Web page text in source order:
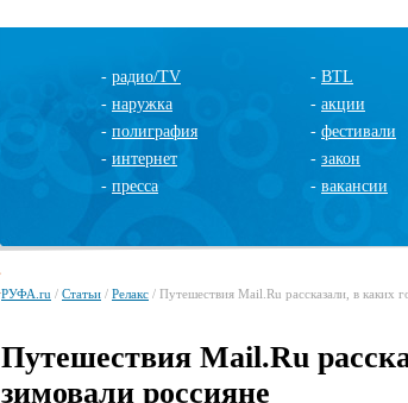
- радио/TV
- наружка
- полиграфия
- интернет
- пресса
- BTL
- акции
- фестивали
- закон
- вакансии
РУФА.ru / Статьи / Релакс / Путешествия Mail.Ru рассказали, в каких
Путешествия Mail.Ru
зимовали россияне